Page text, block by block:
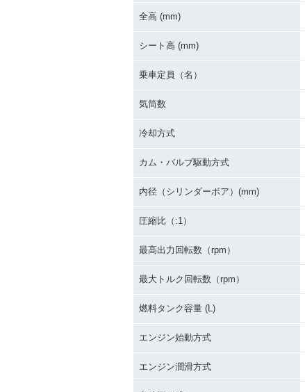
全高 (mm)
シート高 (mm)
乗車定員（名）
気筒数
冷却方式
カム・バルブ駆動方式
内径（シリンダーボア）(mm)
圧縮比（:1）
最高出力回転数（rpm）
最大トルク回転数（rpm）
燃料タンク容量 (L)
エンジン始動方式
エンジン潤滑方式